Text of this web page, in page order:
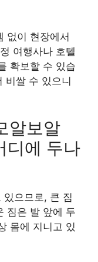
없이 현장에서
여행사나 호텔
확보할 수 있습
비쌀 수 있으니
알보알
디에 두나
으므로, 큰 짐
짐은 발 앞에 두
몸에 지니고 있